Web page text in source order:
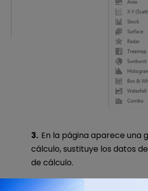
3. En la página aparece una
cálculo, sustituye los datos
de cálculo.